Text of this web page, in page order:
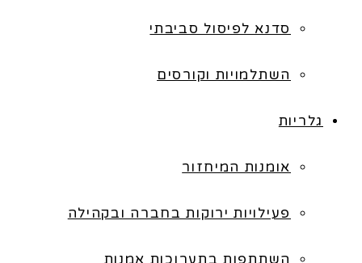
סדנא לפיסול סביבתי
השתלמויות וקורסים
גלריות
אומנות המיחזור
פעילויות ירוקות בחברה ובקהילה
השתתפות בתערוכות אמנות